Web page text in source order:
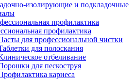
изолирующие и подкладочные
профилактика
для профессиональной чистки
для полоскания
отбеливание
для пескоструя
кариеса